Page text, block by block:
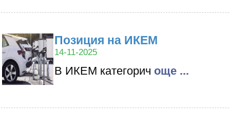
Позиция на ИКЕМ
14-11-2025
В ИКЕМ категорич oще ...